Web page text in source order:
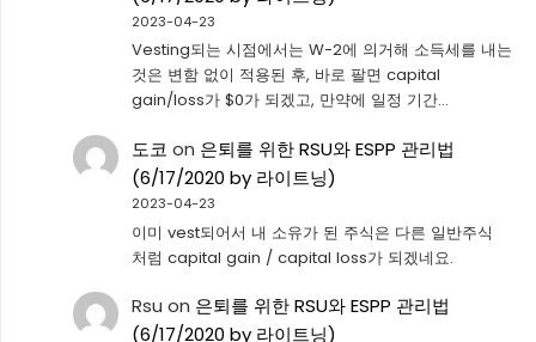
2023-04-23
Vesting되는 시점에서는 W-2에 의거해 소득세를 내는
것은 변함 없이 적용된 후, 바로 팔면 capital
gain/loss가 $0가 되겠고, 만약에 일정 기간…
도코 on 은퇴를 위한 RSU와 ESPP 관리법
(6/17/2020 by 라이트닝)
2023-04-23
이미 vest되어서 내 소유가 된 주식은 다른 일반주식
처럼 capital gain / capital loss가 되겠네요.
Rsu on 은퇴를 위한 RSU와 ESPP 관리법
(6/17/2020 by 라이트닝)